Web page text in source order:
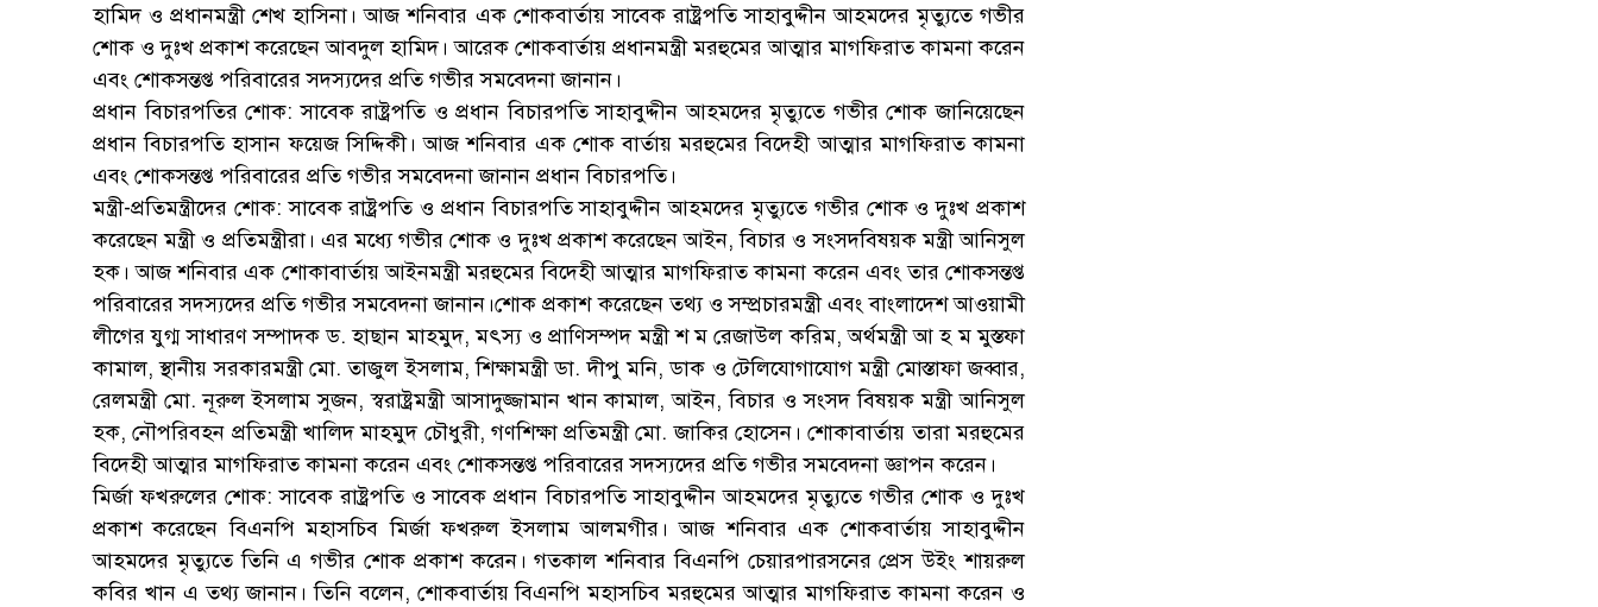
হামিদ ও প্রধানমন্ত্রী শেখ হাসিনা। আজ শনিবার এক শোকবার্তায় সাবেক রাষ্ট্রপতি সাহাবুদ্দীন আহমদের মৃত্যুতে গভীর
শোক ও দুঃখ প্রকাশ করেছেন আবদুল হামিদ। আরেক শোকবার্তায় প্রধানমন্ত্রী মরহুমের আত্মার মাগফিরাত কামনা করেন
এবং শোকসন্তপ্ত পরিবারের সদস্যদের প্রতি গভীর সমবেদনা জানান।
প্রধান বিচারপতির শোক: সাবেক রাষ্ট্রপতি ও প্রধান বিচারপতি সাহাবুদ্দীন আহমদের মৃত্যুতে গভীর শোক জানিয়েছেন
প্রধান বিচারপতি হাসান ফয়েজ সিদ্দিকী। আজ শনিবার এক শোক বার্তায় মরহুমের বিদেহী আত্মার মাগফিরাত কামনা
এবং শোকসন্তপ্ত পরিবারের প্রতি গভীর সমবেদনা জানান প্রধান বিচারপতি।
মন্ত্রী-প্রতিমন্ত্রীদের শোক: সাবেক রাষ্ট্রপতি ও প্রধান বিচারপতি সাহাবুদ্দীন আহমদের মৃত্যুতে গভীর শোক ও দুঃখ প্রকাশ
করেছেন মন্ত্রী ও প্রতিমন্ত্রীরা। এর মধ্যে গভীর শোক ও দুঃখ প্রকাশ করেছেন আইন, বিচার ও সংসদবিষয়ক মন্ত্রী আনিসুল
হক। আজ শনিবার এক শোকাবার্তায় আইনমন্ত্রী মরহুমের বিদেহী আত্মার মাগফিরাত কামনা করেন এবং তার শোকসন্তপ্ত
পরিবারের সদস্যদের প্রতি গভীর সমবেদনা জানান।শোক প্রকাশ করেছেন তথ্য ও সম্প্রচারমন্ত্রী এবং বাংলাদেশ আওয়ামী
লীগের যুগ্ম সাধারণ সম্পাদক ড. হাছান মাহমুদ, মৎস্য ও প্রাণিসম্পদ মন্ত্রী শ ম রেজাউল করিম, অর্থমন্ত্রী আ হ ম মুস্তফা
কামাল, স্থানীয় সরকারমন্ত্রী মো. তাজুল ইসলাম, শিক্ষামন্ত্রী ডা. দীপু মনি, ডাক ও টেলিযোগাযোগ মন্ত্রী মোস্তাফা জব্বার,
রেলমন্ত্রী মো. নূরুল ইসলাম সুজন, স্বরাষ্ট্রমন্ত্রী আসাদুজ্জামান খান কামাল, আইন, বিচার ও সংসদ বিষয়ক মন্ত্রী আনিসুল
হক, নৌপরিবহন প্রতিমন্ত্রী খালিদ মাহমুদ চৌধুরী, গণশিক্ষা প্রতিমন্ত্রী মো. জাকির হোসেন। শোকাবার্তায় তারা মরহুমের
বিদেহী আত্মার মাগফিরাত কামনা করেন এবং শোকসন্তপ্ত পরিবারের সদস্যদের প্রতি গভীর সমবেদনা জ্ঞাপন করেন।
মির্জা ফখরুলের শোক: সাবেক রাষ্ট্রপতি ও সাবেক প্রধান বিচারপতি সাহাবুদ্দীন আহমদের মৃত্যুতে গভীর শোক ও দুঃখ
প্রকাশ করেছেন বিএনপি মহাসচিব মির্জা ফখরুল ইসলাম আলমগীর। আজ শনিবার এক শোকবার্তায় সাহাবুদ্দীন
আহমদের মৃত্যুতে তিনি এ গভীর শোক প্রকাশ করেন। গতকাল শনিবার বিএনপি চেয়ারপারসনের প্রেস উইং শায়রুল
কবির খান এ তথ্য জানান। তিনি বলেন, শোকবার্তায় বিএনপি মহাসচিব মরহুমের আত্মার মাগফিরাত কামনা করেন ও